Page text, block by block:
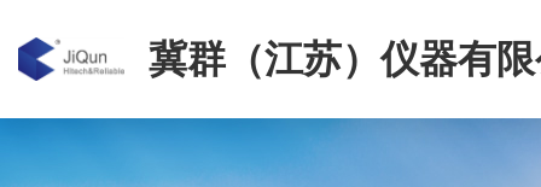
冀群（江苏）仪器有